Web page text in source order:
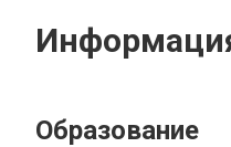
Образование